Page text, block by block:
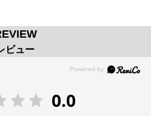
ビュー
0.0